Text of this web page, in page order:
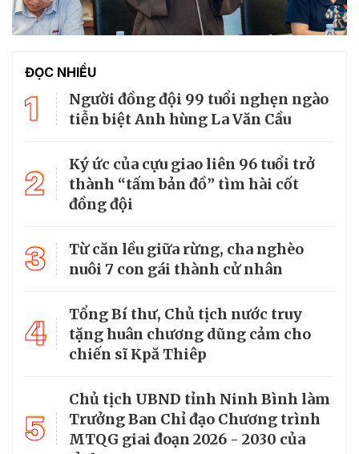
ĐỌC NHIỀU
1
Người đồng đội 99 tuổi nghẹn ngào
tiễn biệt Anh hùng La Văn Cầu
2
Ký ức của cựu giao liên 96 tuổi trở
thành “tấm bản đồ” tìm hài cốt
đồng đội
3
Từ căn lều giữa rừng, cha nghèo
nuôi 7 con gái thành cử nhân
4
Tổng Bí thư, Chủ tịch nước truy
tặng huân chương dũng cảm cho
chiến sĩ Kpă Thiêp
5
Chủ tịch UBND tỉnh Ninh Bình làm
Trưởng Ban Chỉ đạo Chương trình
MTQG giai đoạn 2026 - 2030 của